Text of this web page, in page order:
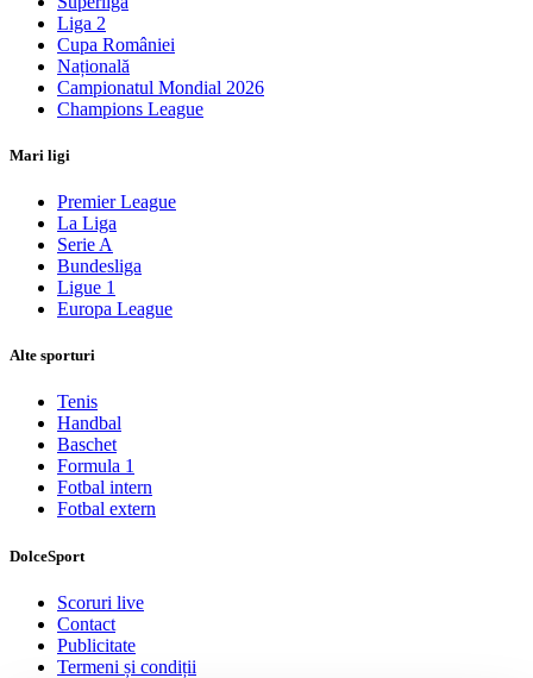
Liga 2
Cupa României
Națională
Campionatul Mondial 2026
Champions League
Mari ligi
Premier League
La Liga
Serie A
Bundesliga
Ligue 1
Europa League
Alte sporturi
Tenis
Handbal
Baschet
Formula 1
Fotbal intern
Fotbal extern
DolceSport
Scoruri live
Contact
Publicitate
Termeni și condiții